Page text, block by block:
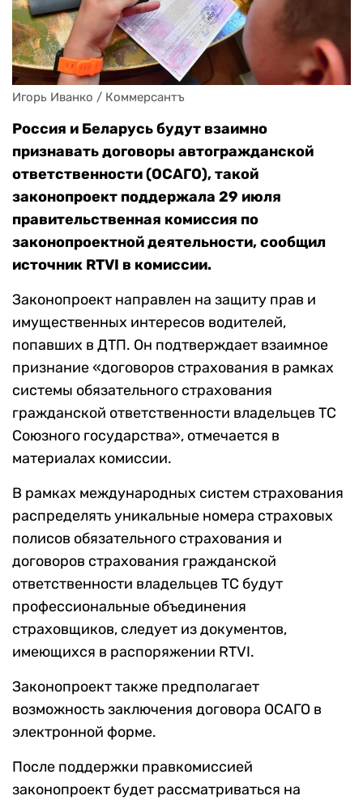
Игорь Иванко / Коммерсантъ
Россия и Беларусь будут взаимно
признавать договоры автогражданской
ответственности (ОСАГО), такой
законопроект поддержала 29 июля
правительственная комиссия по
законопроектной деятельности, сообщил
источник RTVI в комиссии.
Законопроект направлен на защиту прав и
имущественных интересов водителей,
попавших в ДТП. Он подтверждает взаимное
признание «договоров страхования в рамках
системы обязательного страхования
гражданской ответственности владельцев ТС
Союзного государства», отмечается в
материалах комиссии.
В рамках международных систем страхования
распределять уникальные номера страховых
полисов обязательного страхования и
договоров страхования гражданской
ответственности владельцев ТС будут
профессиональные объединения
страховщиков, следует из документов,
имеющихся в распоряжении RTVI.
Законопроект также предполагает
возможность заключения договора ОСАГО в
электронной форме.
После поддержки правкомиссией
законопроект будет рассматриваться на